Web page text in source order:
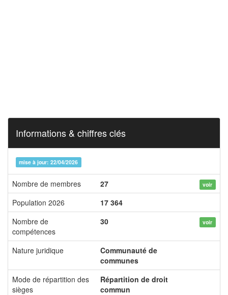
Informations & chiffres clés
mise à jour: 22/04/2026
Nombre de membres 27 voir
Population 2026
17 364
Nombre de
compétences
30 voir
Nature juridique
Communauté de
communes
Mode de répartition des
sièges
Répartition de droit
commun